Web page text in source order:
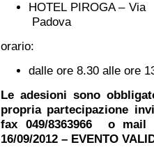
HOTEL PIROGA –
Padova
orario:
dalle ore 8.30 alle ore
Le adesioni sono
propria partecipazione
fax 049/8363966 o
16/09/2012 – EVENTO